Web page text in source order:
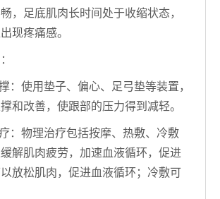
，足底肌肉长时间处于收缩状态，
现疼痛感。
：使用垫子、偏心、足弓垫等装置，
和改善，使跟部的压力得到减轻。
：物理治疗包括按摩、热敷、冷敷
解肌肉疲劳，加速血液循环，促进
放松肌肉，促进血液循环；冷敷可